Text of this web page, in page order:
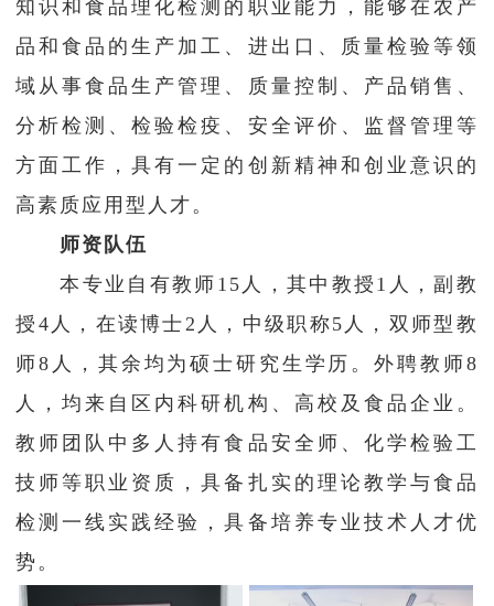
知识和食品理化检测的职业能力，能够在农产
品和食品的生产加工、进出口、质量检验等领
域从事食品生产管理、质量控制、产品销售、
分析检测、检验检疫、安全评价、监督管理等
方面工作，具有一定的创新精神和创业意识的
高素质应用型人才。
师资队伍
本专业自有教师15人，其中教授1人，副教
授4人，在读博士2人，中级职称5人，双师型教
师8人，其余均为硕士研究生学历。外聘教师8
人，均来自区内科研机构、高校及食品企业。
教师团队中多人持有食品安全师、化学检验工
技师等职业资质，具备扎实的理论教学与食品
检测一线实践经验，具备培养专业技术人才优
势。